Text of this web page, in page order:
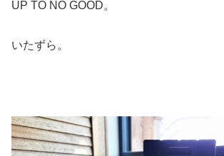
UP TO NO GOOD。
いたずら。